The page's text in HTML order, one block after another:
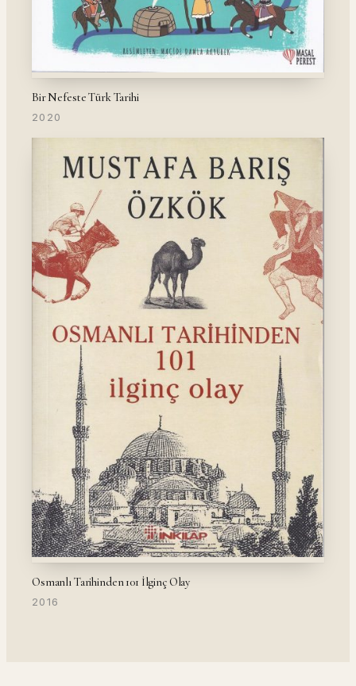
Bir Nefeste Türk Tarihi
2020
Osmanlı Tarihinden 101 İlginç Olay
2016